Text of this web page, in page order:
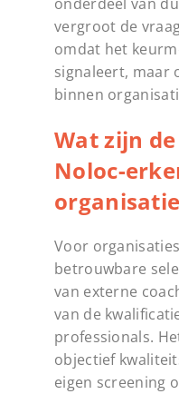
vergroot de
omdat het
signaleert, maar
binnen
Wat zijn
Noloc-
Voor
betrouwbare
van externe
van de
professionals.
objectief
eigen screening